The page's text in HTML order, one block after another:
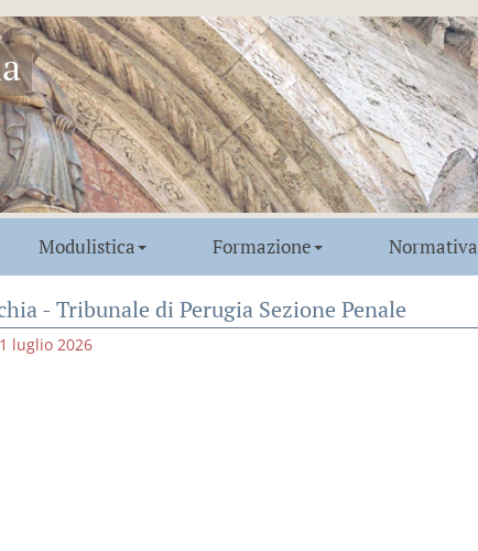
Modulistica Formazione Normativa
- Tribunale di Perugia Sezione Penale
luglio 2026